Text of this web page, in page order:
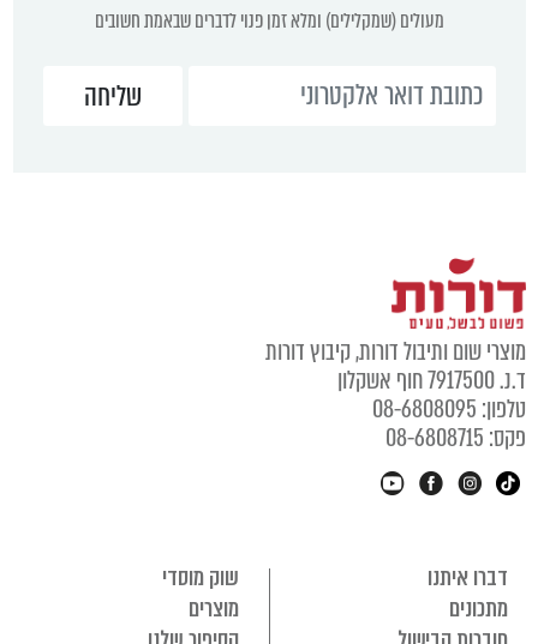
מעולים (שמקלילים) ומלא זמן פנוי לדברים שבאמת חשובים
מוצרי שום ותיבול דורות, קיבוץ דורות
ד.נ. 7917500 חוף אשקלון
טלפון: 08-6808095
פקס: 08-6808715
דברו איתנו
שוק מוסדי
מתכונים
מוצרים